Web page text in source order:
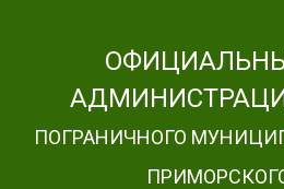
ПОГРАНИЧНОГО